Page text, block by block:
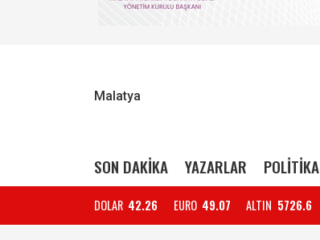
Malatya
SON DAKİKA YAZARLAR POLİTİKA
DOLAR 42.26 EURO 49.07 ALTIN 5726.6